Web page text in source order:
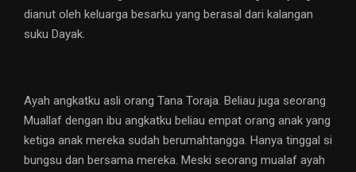
dianut oleh keluarga besarku yang berasal dari kalangan
suku Dayak.
Ayah angkatku asli orang Tana Toraja.️ Beliau juga seorang
Muallaf dengan ibu angkatku beliau empat orang anak yang
ketiga anak mereka sudah berumahtangga. Hanya tinggal si
bungsu dan bersama mereka. Meski seorang mualaf ayah